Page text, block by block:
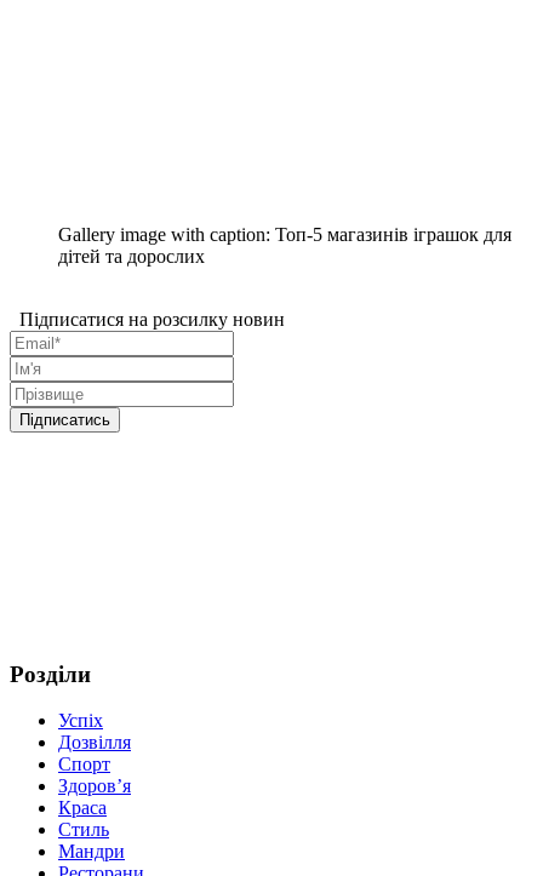
Gallery image with caption: Топ-5 магазинів іграшок для
дітей та дорослих
Підписатися на розсилку новин
Розділи
Успіх
Дозвілля
Спорт
Здоров’я
Краса
Стиль
Мандри